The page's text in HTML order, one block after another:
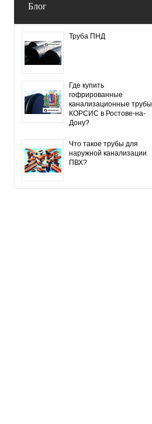
Блог
Труба ПНД
Где купить
гофрированные
канализационные трубы
КОРСИС в Ростове-на-
Дону?
Что такое трубы для
наружной канализации
ПВХ?